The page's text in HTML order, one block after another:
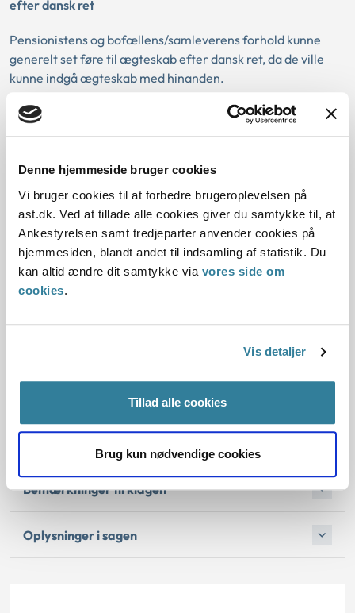
Denne hjemmeside bruger cookies
Vi bruger cookies til at forbedre brugeroplevelsen på
ast.dk. Ved at tillade alle cookies giver du samtykke til, at
Ankestyrelsen samt tredjeparter anvender cookies på
hjemmesiden, blandt andet til indsamling af statistik. Du
kan altid ændre dit samtykke via vores side om
cookies.
Vis detaljer
Tillad alle cookies
Brug kun nødvendige cookies
efter dansk ret
Pensionistens og bofællens/samleverens forhold kunne
generelt set føre til ægteskab efter dansk ret, da de ville
kunne indgå ægteskab med hinanden.
Det var ved denne vurdering uden betydning, at parterne
ikke levede sammen som par, og at de ikke havde til hensigt
Lov:
Afgørelse:
4. Den konkrete afgørelse
Bemærkninger til klagen
Oplysninger i sagen